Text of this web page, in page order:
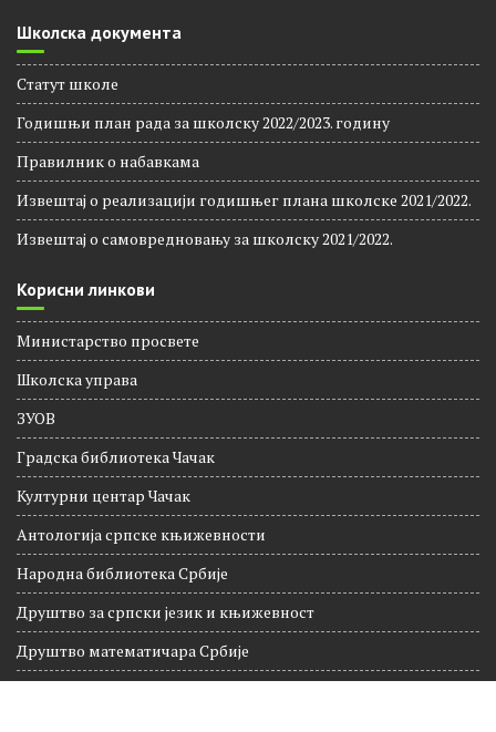
Школска документа
Статут школе
Годишњи план рада за школску 2022/2023. годину
Правилник о набавкама
Извештај о реализацији годишњег плана школске 2021/2022.
Извештај о самовредновању за школску 2021/2022.
Корисни линкови
Министарство просвете
Школска управа
ЗУОВ
Градска библиотека Чачак
Културни центар Чачак
Антологија српске књижевности
Народна библиотека Србије
Друштво за српски језик и књижевност
Друштво математичара Србије